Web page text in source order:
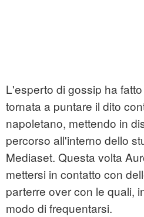
L'esperto di gossip ha
tornata a puntare il dito
napoletano, mettendo in
percorso all'interno dello
Mediaset. Questa volta
mettersi in contatto con
parterre over con le quali,
modo di frequentarsi.